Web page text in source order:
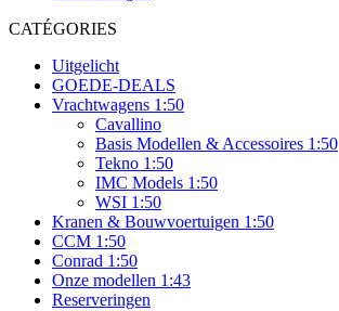
CATÉGORIES
Uitgelicht
GOEDE-DEALS
Vrachtwagens 1:50
Cavallino
Basis Modellen & Accessoires 1:50
Tekno 1:50
IMC Models 1:50
WSI 1:50
Kranen & Bouwvoertuigen 1:50
CCM 1:50
Conrad 1:50
Onze modellen 1:43
Reserveringen